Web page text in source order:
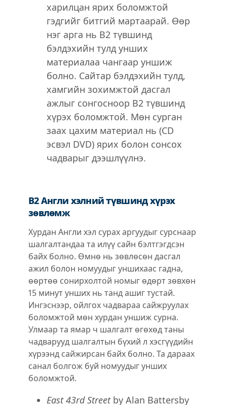
харилцан ярих боломжтой
гэдгийг битгий мартаарай. Өөр
нэг арга нь B2 түвшинд
бэлдэхийн тулд унших
материалаа чангаар уншиж
болно. Сайтар бэлдэхийн тулд,
хамгийн зохимжтой дасгал
ажлыг сонгосноор B2 түвшинд
хүрэх боломжтой. Мөн сурган
заах цахим материал нь (CD
эсвэл DVD) ярих болон сонсох
чадварыг дээшлүүлнэ.
B2 Англи хэлний түвшинд хүрэх
зөвлөмж
Хурдан Англи хэл сурах аргуудыг сурснаар
шалгалтандаа та илүү сайн бэлтгэгдсэн
байх болно. Өмнө нь зөвлөсөн дасгал
ажил болон номуудыг уншихаас гадна,
өөртөө сонирхолтой номыг өдөрт зөвхөн
15 минут унших нь танд ашиг тустай.
Ингэснээр, ойлгох чадвараа сайжруулах
боломжтой мөн хурдан уншиж сурна.
Улмаар та ямар ч шалгалт өгөхөд таны
чадварууд шалгалтын бүхий л хэсгүүдийн
хүрээнд сайжирсан байх болно. Та дараах
санал болгож буй номуудыг унших
боломжтой.
East 43rd Streetby Alan Battersby